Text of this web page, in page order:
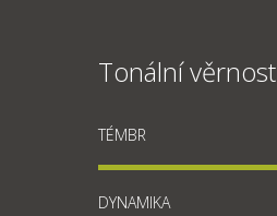
Tonální věrnost
TÉMBR
DYNAMIKA